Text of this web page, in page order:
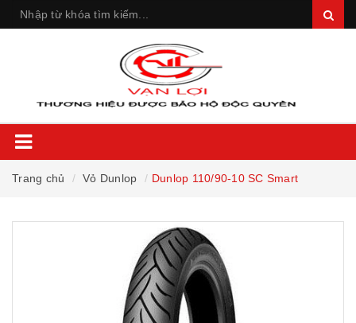
Trang chủ Vỏ Dunlop Dunlop 110/90-10 SC Smart